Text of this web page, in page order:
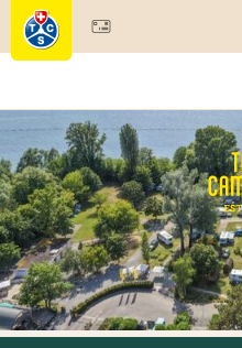
Societariato & prestazioni
Test, sicurezza & salute